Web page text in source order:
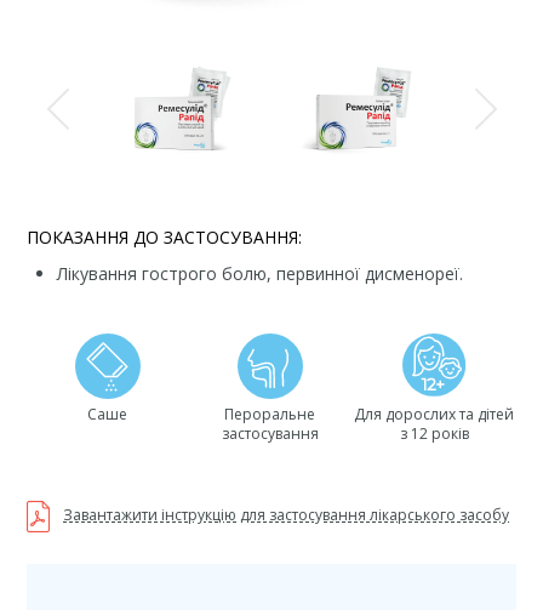
ПОКАЗАННЯ ДО ЗАСТОСУВАННЯ:
Лікування гострого болю, первинної дисменореї.
Саше
Пероральне
застосування
Для дорослих та дітей
з 12 років
Завантажити інструкцію для застосування лікарського засобу